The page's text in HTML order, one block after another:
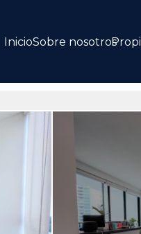
InicioSobre nosotros